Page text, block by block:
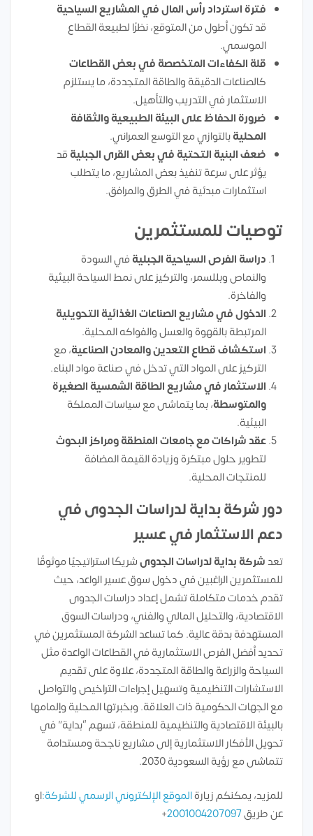
فترة استرداد رأس المال في المشاريع السياحية
قد تكون أطول من المتوقع، نظرًا لطبيعة القطاع
الموسمي.
قلة الكفاءات المتخصصة في بعض القطاعات
كالصناعات الدقيقة والطاقة المتجددة، ما يستلزم
الاستثمار في التدريب والتأهيل.
ضرورة الحفاظ على البيئة الطبيعية والثقافة
المحليةبالتوازي مع التوسع العمراني.
ضعف البنية التحتية في بعض القرى الجبليةقد
يؤثر على سرعة تنفيذ بعض المشاريع، ما يتطلب
استثمارات مبدئية في الطرق والمرافق.
توصيات للمستثمرين
دراسة الفرص السياحية الجبليةفي السودة
والنماص وبللسمر، والتركيز على نمط السياحة البيئية
والفاخرة.
الدخول في مشاريع الصناعات الغذائية التحويلية
المرتبطة بالقهوة والعسل والفواكه المحلية.
استكشاف قطاع التعدين والمعادن الصناعية، مع
التركيز على المواد التي تدخل في صناعة مواد البناء.
الاستثمار في مشاريع الطاقة الشمسية الصغيرة
والمتوسطة، بما يتماشى مع سياسات المملكة
البيئية.
عقد شراكات مع جامعات المنطقة ومراكز البحوث
لتطوير حلول مبتكرة وزيادة القيمة المضافة
للمنتجات المحلية.
دور شركة بداية لدراسات الجدوى في
دعم الاستثمار في عسير
تعدشركة بداية لدراسات الجدوىشريكًا استراتيجيًا موثوقًا
للمستثمرين الراغبين في دخول سوق عسير الواعد، حيث
تقدم خدمات متكاملة تشمل إعداد دراسات الجدوى
الاقتصادية، والتحليل المالي والفني، ودراسات السوق
المستهدفة بدقة عالية. كما تساعد الشركة المستثمرين في
تحديد أفضل الفرص الاستثمارية في القطاعات الواعدة مثل
السياحة والزراعة والطاقة المتجددة، علاوة على تقديم
الاستشارات التنظيمية وتسهيل إجراءات التراخيص والتواصل
مع الجهات الحكومية ذات العلاقة. وبخبرتها المحلية وإلمامها
بالبيئة الاقتصادية والتنظيمية للمنطقة، تسهم “بداية” في
تحويل الأفكار الاستثمارية إلى مشاريع ناجحة ومستدامة
تتماشى مع رؤية السعودية 2030.
للمزيد، يمكنكم زيارةالموقع الإلكتروني الرسمي للشركة:او
عن طريق2001004207097
+